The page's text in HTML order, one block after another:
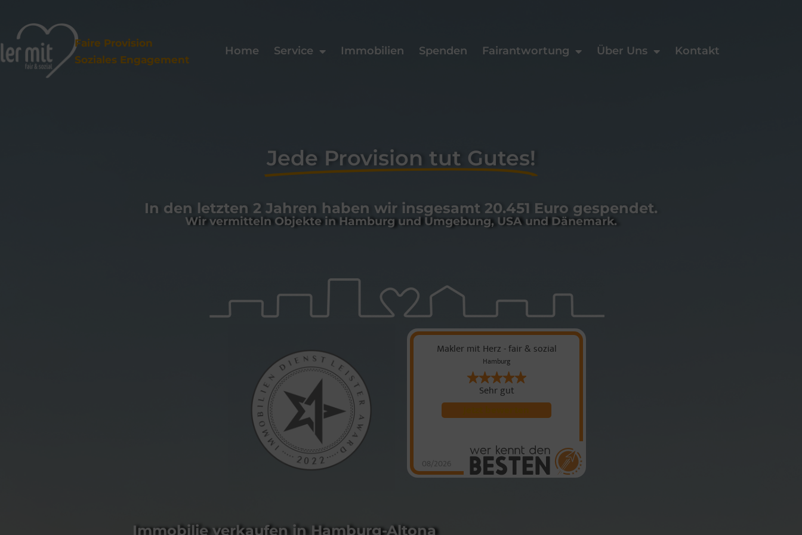
Home Service Immobilien Spenden Fairantwortung Über Uns Kontakt
Faire Provision
Soziales Engagement
Jede Provision tut Gutes!
In den letzten 2 Jahren haben wir insgesamt 20.451 Euro gespendet.
Wir vermitteln Objekte in Hamburg und Umgebung, USA und Dänemark.
Makler mit Herz - fair & sozial
Hamburg
Sehr gut
08/2026 Makler mit
Herz - fair &
Immobilie verkaufen in Hamburg-Altona